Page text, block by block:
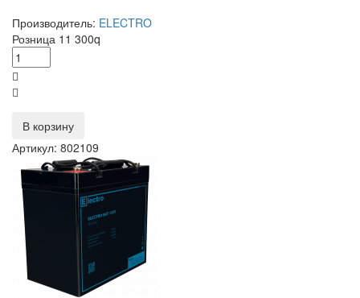
Производитель: ELECTRO
Розница 11 300q
В корзину
Артикул: 802109